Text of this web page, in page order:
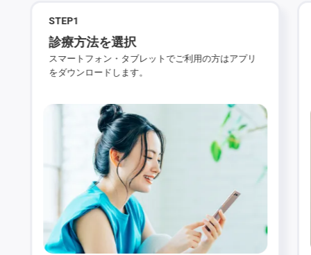
STEP1
診療方法を選択
スマートフォン・タブレットでご利用の方はアプリ
をダウンロードします。